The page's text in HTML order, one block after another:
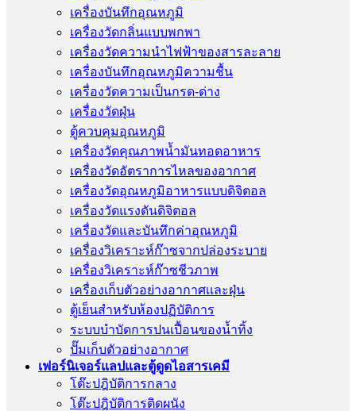
เครื่องบันทึกอุณหภูมิ
เครื่องวัดกลิ่นแบบพกพา
เครื่องวัดความนําไฟฟ้าของสารละลาย
เครื่องบันทึกอุณหภูมิความชื้น
เครื่องวัดความเป็นกรด-ด่าง
เครื่องวัดฝุ่น
ตู้ควบคุมอุณหภูมิ
เครื่องวัดคุณภาพน้ำมันทอดอาหาร
เครื่องวัดอัตราการไหลของอากาศ
เครื่องวัดอุณหภูมิอาหารแบบดิจิตอล
เครื่องวัดแรงดันดิจิตอล
เครื่องวัดและบันทึกค่าอุณหภูมิ
เครื่องวิเคราะห์ก๊าซจากปล่องระบาย
เครื่องวิเคราะห์ก๊าซชีวภาพ
เครื่องเก็บตัวอย่างอากาศเเละฝุ่น
ตู้เย็นสำหรับห้องปฏิบัติการ
ระบบบำบัดการปนเปื้อนของน้ำทิ้ง
ปั๊มเก็บตัวอย่างอากาศ
เฟอร์นิเจอร์แลปและตู้ดูดไอสารเคมี
โต๊ะปฎิบัติการกลาง
โต๊ะปฎิบัติการติดผนัง